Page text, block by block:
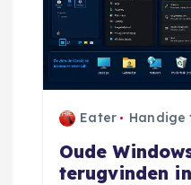
Eater Handige
Oude
terugvinden